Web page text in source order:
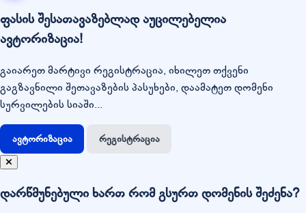
ფასის შესათავაზებლად აუცილებელია
ავტორიზაცია!
გაიარეთ მარტივი რეგისტრაცია, იხილეთ თქვენი
გაგზავნილი შეთავაზების პასუხები, დაამატეთ დომენი
სურვილების სიაში...
ავტორიზაცია რეგისტრაცია
დარწმუნებული ხართ რომ გსურთ დომენის შეძენა?